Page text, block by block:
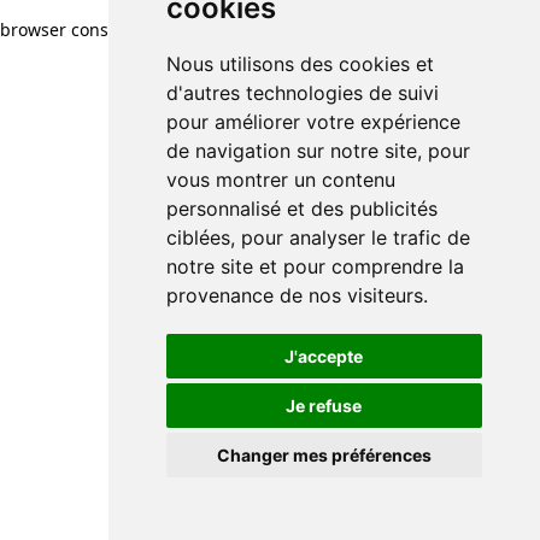
cookies
Nous utilisons des cookies et
d'autres technologies de suivi
pour améliorer votre expérience
de navigation sur notre site, pour
vous montrer un contenu
personnalisé et des publicités
ciblées, pour analyser le trafic de
notre site et pour comprendre la
provenance de nos visiteurs.
J'accepte
Je refuse
Changer mes préférences
browser console for more information)